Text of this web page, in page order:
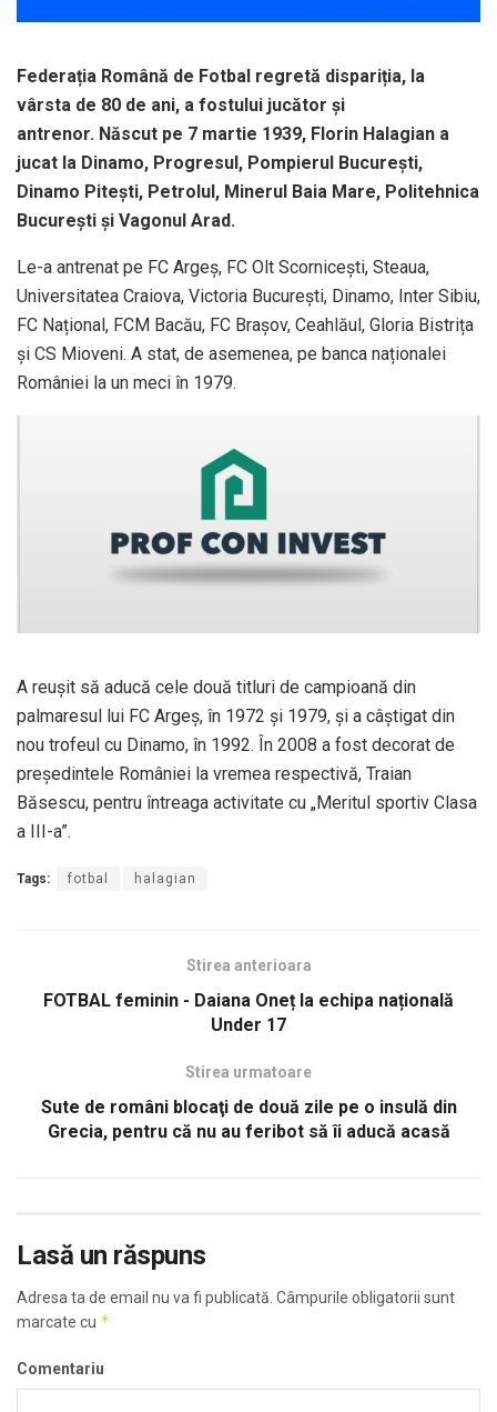
Federația Română de Fotbal regretă dispariția, la
vârsta de 80 de ani, a fostului jucător și
antrenor. Născut pe 7 martie 1939, Florin Halagian a
jucat la Dinamo, Progresul, Pompierul București,
Dinamo Pitești, Petrolul, Minerul Baia Mare, Politehnica
București și Vagonul Arad.
Le-a antrenat pe FC Argeș, FC Olt Scornicești, Steaua,
Universitatea Craiova, Victoria București, Dinamo, Inter Sibiu,
FC Național, FCM Bacău, FC Brașov, Ceahlăul, Gloria Bistrița
și CS Mioveni. A stat, de asemenea, pe banca naționalei
României la un meci în 1979.
A reușit să aducă cele două titluri de campioană din
palmaresul lui FC Argeș, în 1972 și 1979, și a câștigat din
nou trofeul cu Dinamo, în 1992. În 2008 a fost decorat de
președintele României la vremea respectivă, Traian
Băsescu, pentru întreaga activitate cu „Meritul sportiv Clasa
a III-a”.
Tags: fotbal halagian
Stirea anterioara
FOTBAL feminin - Daiana Oneț la echipa națională
Under 17
Stirea urmatoare
Sute de români blocaţi de două zile pe o insulă din
Grecia, pentru că nu au feribot să îi aducă acasă
Lasă un răspuns
Adresa ta de email nu va fi publicată. Câmpurile obligatorii sunt
marcate cu *
Comentariu